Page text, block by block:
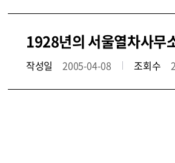
1928년의 서울열차사무
작성일 2005-04-08 조회수